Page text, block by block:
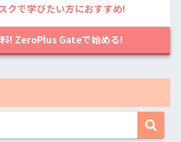
クで学びたい方におすすめ!
! ZeroPlus Gateで始める!